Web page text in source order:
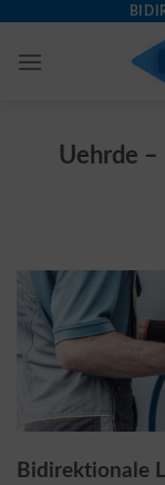
content
Uehrde
Bidirektionale